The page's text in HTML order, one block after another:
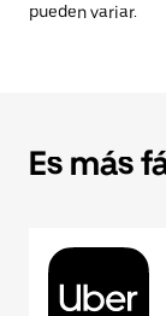
pueden variar.
Es más